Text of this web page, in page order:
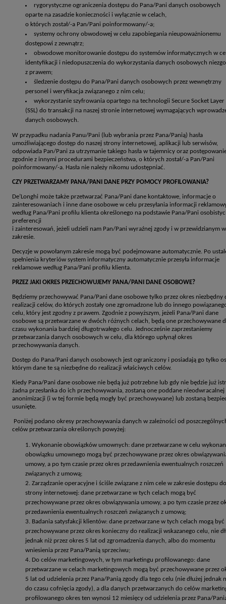
rygorystyczne ograniczenia dostępu do Pana/Pani danych osobowych
oparte na zasadzie konieczności i wyłącznie w celach,
o których został/-a Pan/Pani poinformowany/-a;
systemy ochrony obwodowej w celu zapobiegania nieupoważnionemu
dostępowi z zewnątrz;
obwodowe monitorowanie dostępu do systemów informatycznych w
identyfikacji i niedopuszczenia do wykorzystania danych osobowych
z prawem;
śledzenie dostępu do Pana/Pani danych osobowych przez wewnętrzny
personel i weryfikacja związanego z nim celu;
wykorzystanie szyfrowania opartego na technologii Secure Socket Layer
(SSL) do transakcji na naszej stronie internetowej wymagających
danych osobowych.
W przypadku nadania Panu/Pani (lub wybrania przez Pana/Panią) hasła
umożliwiającego dostęp do naszej strony internetowej, aplikacji lub serwisów,
odpowiada Pan/Pani za utrzymanie takiego hasła w tajemnicy oraz
zgodnie z innymi procedurami bezpieczeństwa, o których został/-a Pan/Pani
poinformowany/-a. Hasła nie należy nikomu udostępniać.
CZY PRZETWARZAMY PANA/PANI DANE PRZY POMOCY PROFILOWANIA?
De’Longhi może także przetwarzać Pana/Pani dane kontaktowe, informacje o
zainteresowaniach i inne dane osobowe w celu przesyłania informacji
według Pana/Pani profilu klienta określonego na podstawie Pana/Pani
preferencji
i zainteresowań, jeżeli udzieli nam Pan/Pani wyraźnej zgody i w przewidzianym
zakresie.
Decyzje w powołanym zakresie mogą być podejmowane automatycznie. Po
spełnienia kryteriów system informatyczny automatycznie przesyła informacje
reklamowe według Pana/Pani profilu klienta.
PRZEZ JAKI OKRES PRZECHOWUJEMY PANA/PANI DANE OSOBOWE?
Będziemy przechowywać Pana/Pani dane osobowe tylko przez okres niezbędny
realizacji celów, do których zostały one zgromadzone lub do innego
celu, który jest zgodny z prawem. Zgodnie z powyższym, jeżeli Pana/Pani dane
osobowe są przetwarzane w dwóch różnych celach, będą one przechowywane
czasu wykonania bardziej długotrwałego celu. Jednocześnie zaprzestaniemy
przetwarzania danych osobowych w celu, dla którego upłynął okres
przechowywania danych.
Dostęp do Pana/Pani danych osobowych jest ograniczony i posiadają go tylko
którym dane te są niezbędne do realizacji właściwych celów.
Kiedy Pana/Pani dane osobowe nie będą już potrzebne lub gdy nie będzie już
żadna przesłanka do ich przechowywania, zostaną one poddane nieodwracalnej
anonimizacji (i w tej formie będą mogły być przechowywane) lub zostaną
usunięte.
Poniżej podano okresy przechowywania danych w zależności od
celów przetwarzania określonych powyżej:
Wykonanie obowiązków umownych: dane przetwarzane w celu
obowiązku umownego mogą być przechowywane przez okres
umowy, a po tym czasie przez okres przedawnienia ewentualnych roszczeń
związanych z umową;
Zarządzanie operacyjne i ściśle związane z nim cele w zakresie dostępu do
strony internetowej: dane przetwarzane w tych celach mogą być
przechowywane przez okres obwiązywania umowy, a po tym czasie przez
przedawnienia ewentualnych roszczeń związanych z umową;
Badania satysfakcji klientów: dane przetwarzane w tych celach mogą być
przechowywane przez okres konieczny do realizacji wskazanego celu, nie
jednak niż przez okres 5 lat od zgromadzenia danych, albo do momentu
wniesienia przez Pana/Panią sprzeciwu;
Do celów marketingowych, w tym marketingu profilowanego: dane
przetwarzane w celach marketingowych mogą być przechowywane przez
5 lat od udzielenia przez Pana/Panią zgody dla tego celu (nie dłużej jednak
do czasu cofnięcia zgody), a dla danych przetwarzanych do celów
profilowanego okres ten wynosi 12 miesięcy od udzielenia przez Pana/